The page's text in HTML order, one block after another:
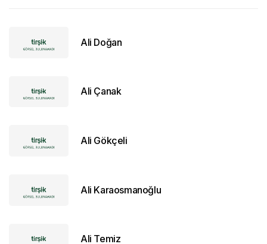
Ali Doğan
Ali Çanak
Ali Gökçeli
Ali Karaosmanoğlu
Ali Temiz